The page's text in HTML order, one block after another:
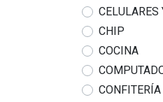
CELULARES
CHIP
COCINA
CONFITERÍA